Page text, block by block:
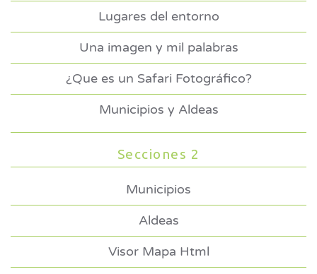
Lugares del entorno
Una imagen y mil palabras
¿Que es un Safari Fotográfico?
Municipios y Aldeas
Secciones 2
Municipios
Aldeas
Visor Mapa Html